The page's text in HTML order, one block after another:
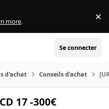
more. ×
Se connecter
d'achat Conseils d'achat
17 -300€